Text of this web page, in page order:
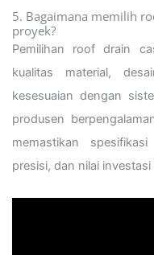
5. Bagaimana memilih
proyek?
Pemilihan roof drain
kualitas material,
kesesuaian dengan
produsen
memastikan
presisi, dan nilai